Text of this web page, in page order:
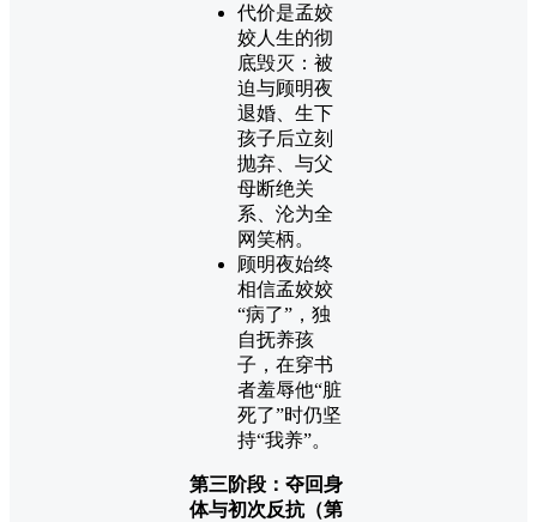
代价是孟姣
姣人生的彻
底毁灭：被
迫与顾明夜
退婚、生下
孩子后立刻
抛弃、与父
母断绝关
系、沦为全
网笑柄。
顾明夜始终
相信孟姣姣
“病了”，独
自抚养孩
子，在穿书
者羞辱他“脏
死了”时仍坚
持“我养”。
第三阶段：夺回身
体与初次反抗（第